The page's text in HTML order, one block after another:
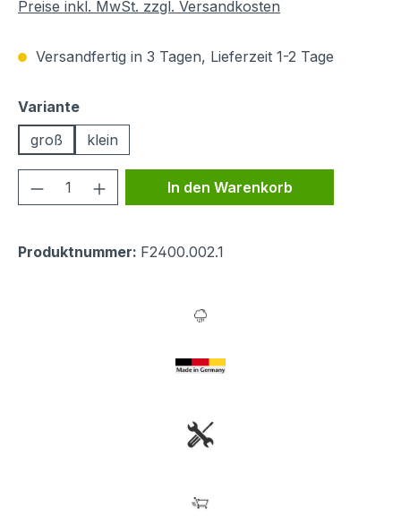
Preise inkl. MwSt. zzgl. Versandkosten
Versandfertig in 3 Tagen, Lieferzeit 1-2 Tage
Varianteauswählen
groß
klein
Produkt Anzahl: Gib den
In den Warenkorb
Produktnummer: F2400.002.1